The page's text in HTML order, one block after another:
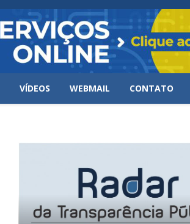
VÍDEOS WEBMAIL CONTATO